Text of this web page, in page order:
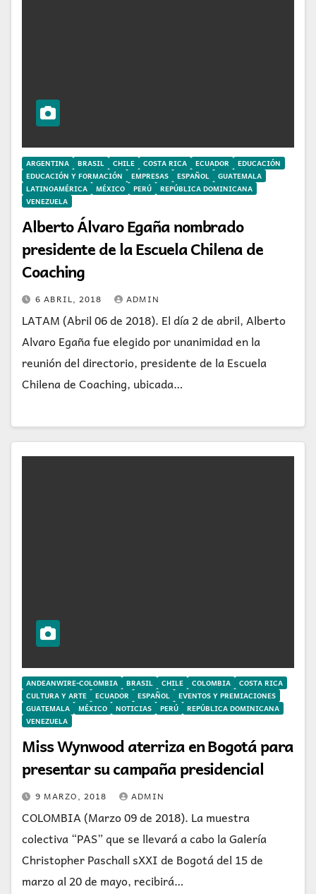
ARGENTINA BRASIL CHILE COSTA RICA ECUADOR
EDUCACIÓN
EDUCACIÓN Y FORMACIÓN
EMPRESAS ESPAÑOL
GUATEMALA
LATINOAMÉRICA
MÉXICO PERÚ
REPÚBLICA DOMINICANA
VENEZUELA
Alberto Álvaro Egaña nombrado
presidente de la Escuela Chilena de
Coaching
6 ABRIL, 2018 ADMIN
LATAM (Abril 06 de 2018). El día 2 de abril, Alberto
Alvaro Egaña fue elegido por unanimidad en la
reunión del directorio, presidente de la Escuela
Chilena de Coaching, ubicada…
ANDEANWIRE-COLOMBIA BRASIL CHILE COLOMBIA
COSTA RICA
CULTURA Y ARTE
ECUADOR ESPAÑOL
EVENTOS Y PREMIACIONES
GUATEMALA
MÉXICO NOTICIAS PERÚ
REPÚBLICA DOMINICANA
VENEZUELA
Miss Wynwood aterriza en Bogotá para
presentar su campaña presidencial
9 MARZO, 2018 ADMIN
COLOMBIA (Marzo 09 de 2018). La muestra
colectiva “PAS” que se llevará a cabo la Galería
Christopher Paschall sXXI de Bogotá del 15 de
marzo al 20 de mayo, recibirá…